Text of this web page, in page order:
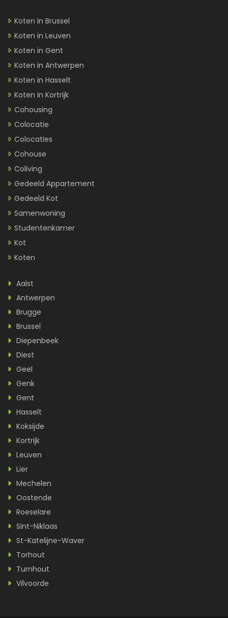
Koten in Brussel
Koten in Leuven
Koten in Gent
Koten in Antwerpen
Koten in Hasselt
Koten in Kortrijk
Cohousing
Colocatie
Colocaties
Cohouse
Coliving
Gedeeld Appartement
Gedeeld Kot
Samenwoning
Studentenkamer
Kot
Koten
Aalst
Antwerpen
Brugge
Brussel
Diepenbeek
Diest
Geel
Genk
Gent
Hasselt
Koksijde
Kortrijk
Leuven
Lier
Mechelen
Oostende
Roeselare
Sint-Niklaas
St-Katelijne-Waver
Torhout
Turnhout
Vilvoorde